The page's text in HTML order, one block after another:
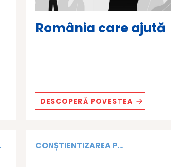
România care ajută
DESCOPERĂ POVESTEA
CONȘTIENTIZAREA P...